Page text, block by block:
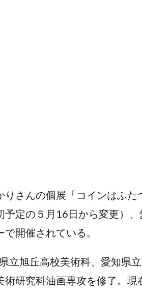
さんの個展「コインはふた
定の５月16日から変更）、
開催されている。
旭丘高校美術科、愛知県
研究科油画専攻を修了。現